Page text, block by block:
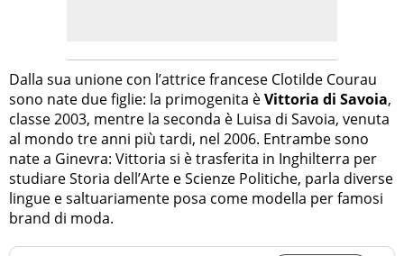
Dalla sua unione con l’attrice francese Clotilde Courau
sono nate due figlie: la primogenita èVittoria di Savoia,
classe 2003, mentre la seconda è Luisa di Savoia, venuta
al mondo tre anni più tardi, nel 2006. Entrambe sono
nate a Ginevra: Vittoria si è trasferita in Inghilterra per
studiare Storia dell’Arte e Scienze Politiche, parla diverse
lingue e saltuariamente posa come modella per famosi
brand di moda.